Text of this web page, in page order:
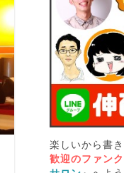
楽しいから書
歓迎のファン